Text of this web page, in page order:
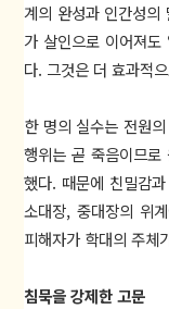
계의 완성과 인간성의
가 살인으로 이어져
다. 그것은 더 효과적
한 명의 실수는 전원
행위는 곧 죽음이므
했다. 때문에 친밀감
소대장, 중대장의 위
피해자가 학대의 주체
침묵을 강제한 고문